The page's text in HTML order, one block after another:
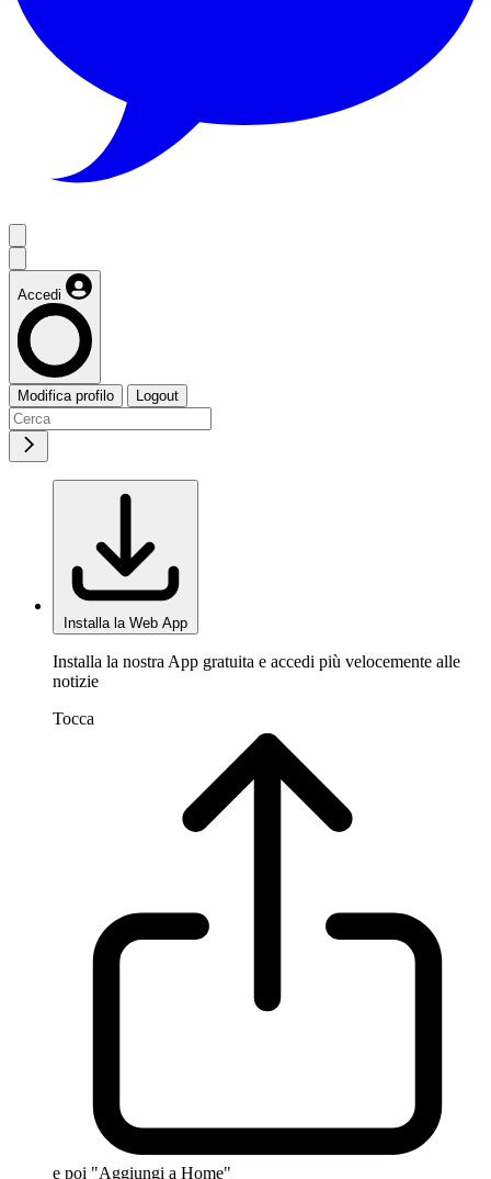
Accedi
Modifica profilo Logout
Installa la Web App
Installa la nostra App gratuita e accedi più velocemente alle
notizie
Tocca
e poi "Aggiungi a Home"